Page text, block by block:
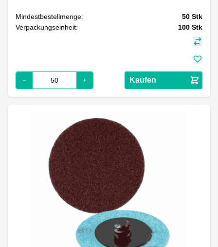
Mindestbestellmenge: 50 Stk
Verpackungseinheit:
100 Stk
Kaufen